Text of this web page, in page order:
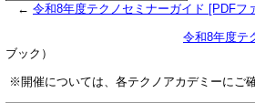
← 令和8年度テクノセミナーガイド [PDFフ
令和8年度テ
ブック）
※開催については、各テクノアカデミーに